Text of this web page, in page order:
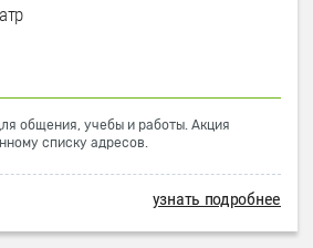
общения, учебы и работы. Акция
списку адресов.
узнать подробнее